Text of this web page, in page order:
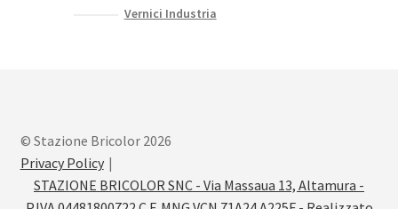
Vernici Industria
© Stazione Bricolor 2026
Privacy Policy
STAZIONE BRICOLOR SNC - Via Massaua 13, Altamura -